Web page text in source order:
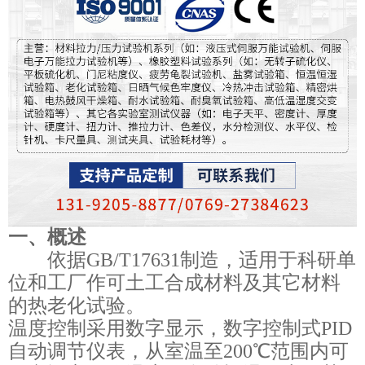
一、概述
依据GB/T17631制造，适用于科研单
位和工厂作可土工合成材料及其它材料
的热老化试验。
温度控制采用数字显示，数字控制式PID
自动调节仪表，从室温至200℃范围内可